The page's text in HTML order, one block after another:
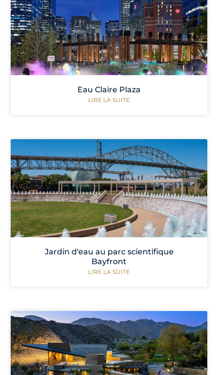
Eau Claire Plaza
LIRE LA SUITE
Jardin d'eau au parc scientifique
Bayfront
LIRE LA SUITE